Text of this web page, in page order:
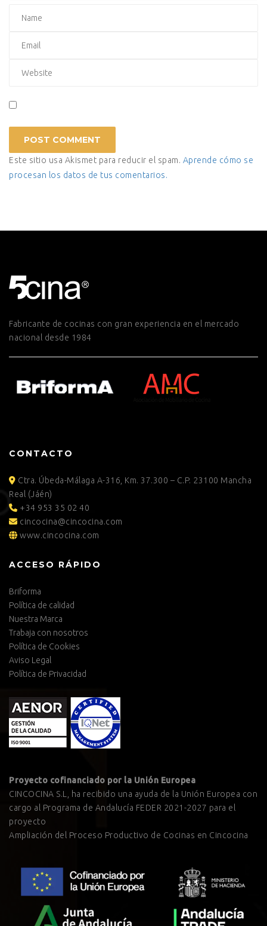
Este sitio usa Akismet para reducir el spam. Aprende cómo se
procesan los datos de tus comentarios.
Fabricante de cocinas con gran experiencia en el mercado
nacional desde 1984
CONTACTO
Ctra. Úbeda-Málaga A-316, Km. 37.300 – C.P. 23100 Mancha
Real (Jáén)
+34 953 35 02 40
cincocina@cincocina.com
www.cincocina.com
ACCESO RÁPIDO
Briforma
Política de calidad
Nuestra Marca
Trabaja con nosotros
Política de Cookies
Aviso Legal
Política de Privacidad
Proyecto cofinanciado por la Unión Europea
CINCOCINA S.L, ha recibido una ayuda de la Unión Europea con
cargo al Programa de Andalucía FEDER 2021-2027 para el
proyecto
Ampliación del Proceso Productivo de Cocinas en Cincocina